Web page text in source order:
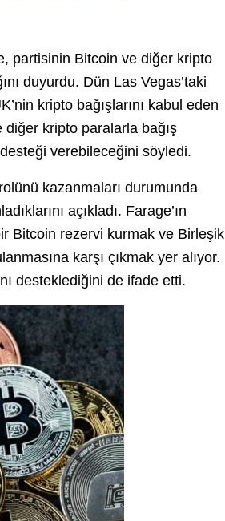
partisinin Bitcoin ve diğer kripto
duyurdu. Dün Las Vegas’taki
kripto bağışlarını kabul eden
kripto paralarla bağış
verebileceğini söyledi.
kazanmaları durumunda
açıkladı. Farage’ın
Bitcoin rezervi kurmak ve Birleşik
karşı çıkmak yer alıyor.
desteklediğini de ifade etti.